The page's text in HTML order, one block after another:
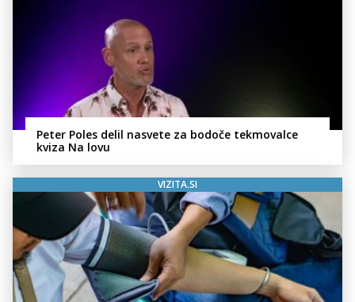
Peter Poles delil nasvete za bodoče tekmovalce
kviza Na lovu
VIZITA.SI